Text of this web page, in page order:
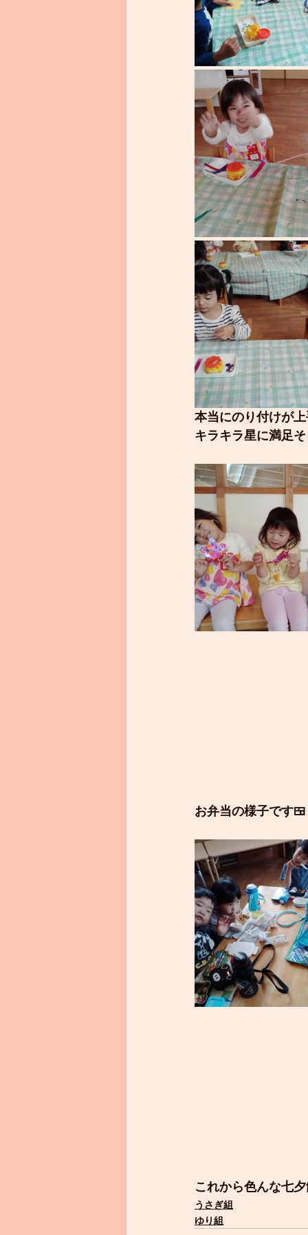
本当にのり付けが
キラキラ星に満足
お弁当の様子です🍱
これから色んな七
うさぎ組
ゆり組